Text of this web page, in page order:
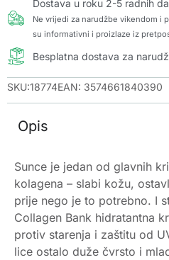
Dostava u roku 2-5 radnih
Ne vrijedi za narudžbe vikendom i
su informativni i proizlaze iz
Besplatna dostava za
SKU:18774EAN: 3574661840390
Opis
Sunce je jedan od glavnih
kolagena – slabi kožu,
prije nego je to potrebno. I
Collagen Bank hidratantna
protiv starenja i zaštitu od
lice ostalo duže čvrsto i